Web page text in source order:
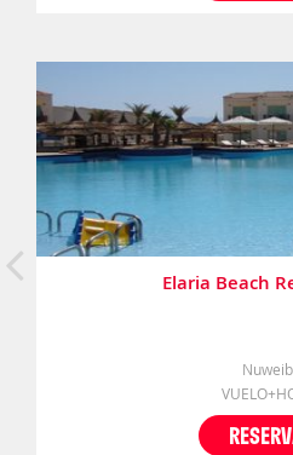
Elaria Beach